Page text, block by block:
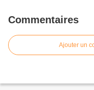
Commentaires
Ajouter un